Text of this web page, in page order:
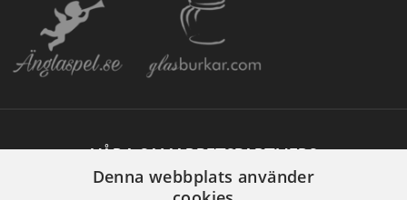
VÅRA SAMARBETSPARTNERS
Denna webbplats använder